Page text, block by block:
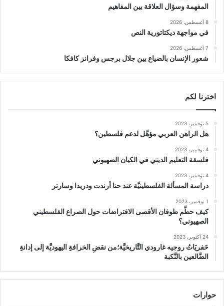
المفهمة وسؤال العلاقة بين المفاهيم
8 أغسطس، 2026
في مواجهة ديكتاتورية النص
7 أغسطس، 2026
شعور الإنسان بالضياع بين جلال برجس وفرانز كافكا
اخترنا لكم
5 نوفمبر، 2023
هل الراهن العربي مؤهَّل لدعم فلسطين؟
4 نوفمبر، 2023
فلسفة التعليم الديني في الكيان الصهيوني
4 نوفمبر، 2023
دراسة المسألة الفلسطينيَّة عند حنا أرندت ودريدا وسارتر
1 نوفمبر، 2023
كيف حطَّم طوفان الأقصى الافتراضات حول الصراع الفلسطيني
الصهيوني؟
24 أكتوبر، 2023
حَفريَاتُ روجيه غارودي التَّاريخيَّة؛من نقضِ الخرافةِ اليهوديَّة إلى إدانةِ
الضَّالعين بالنَّكبة
حوارات